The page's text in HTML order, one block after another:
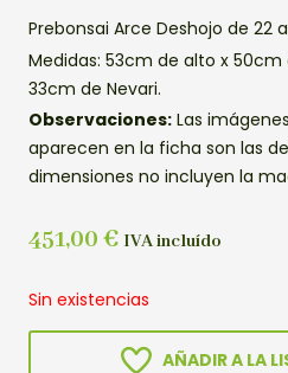
Prebonsai Arce Deshojo de 22
Medidas: 53cm de alto x
33cm de Nevari.
Observaciones: Las
aparecen en la ficha son las
dimensiones no incluyen la
451,00 € IVA incluído
Sin existencias
AÑADIR A LA